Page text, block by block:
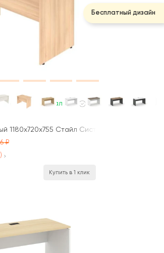
В наличии
1180x720x755 Стайл Систем / Style System
Купить в 1 клик
Бесплатный дизайн